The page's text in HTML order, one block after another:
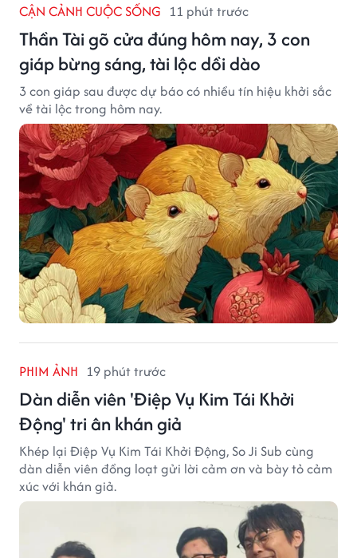
CẬN CẢNH CUỘC SỐNG 11 phút trước
Thần Tài gõ cửa đúng hôm nay, 3 con
giáp bừng sáng, tài lộc dồi dào
3 con giáp sau được dự báo có nhiều tín hiệu khởi sắc
về tài lộc trong hôm nay.
PHIM ẢNH 19 phút trước
Dàn diễn viên 'Điệp Vụ Kim Tái Khởi
Động' tri ân khán giả
Khép lại Điệp Vụ Kim Tái Khởi Động, So Ji Sub cùng
dàn diễn viên đồng loạt gửi lời cảm ơn và bày tỏ cảm
xúc với khán giả.